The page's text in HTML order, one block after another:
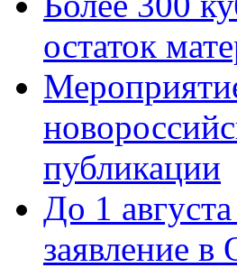
остаток
публикации
До 1
заявление